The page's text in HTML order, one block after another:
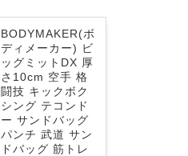
BODYMAKER(ボ
ディメーカー) ビ
ッグミットDX 厚
さ10cm 空手 格
闘技 キックボク
シング テコンド
ー サンドバッグ
パンチ 武道 サン
ドバッグ 筋トレ